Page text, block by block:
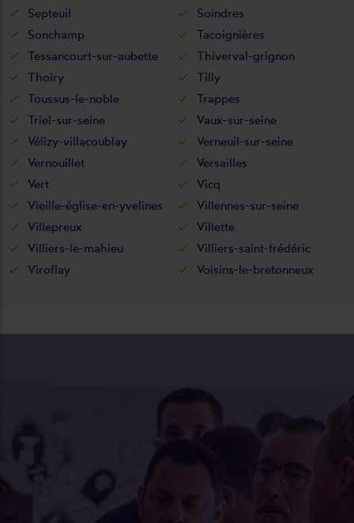
Septeuil
Soindres
Sonchamp
Tacoignières
Tessancourt-sur-aubette
Thiverval-grignon
Thoiry
Tilly
Toussus-le-noble
Trappes
Triel-sur-seine
Vaux-sur-seine
Vélizy-villacoublay
Verneuil-sur-seine
Vernouillet
Versailles
Vert
Vicq
Vieille-église-en-yvelines
Villennes-sur-seine
Villepreux
Villette
Villiers-le-mahieu
Villiers-saint-frédéric
Viroflay
Voisins-le-bretonneux